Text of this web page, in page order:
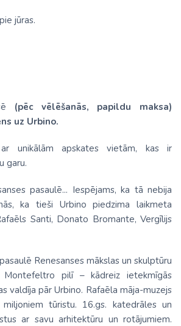
jūras.
(pēc vēlēšanās, papildu maksa)
uz Urbino.
unikālām apskates vietām, kas ir
garu.
pasaulē... Iespējams, ka tā nebija
ka tieši Urbino piedzima laikmeta
Santi, Donato Bromante, Vergīlijs
Renesanses mākslas un skulptūru
Montefeltro pilī – kādreiz ietekmīgās
valdīja pār Urbino. Rafaēla māja-muzejs
tūristu. 16.gs. katedrāles un
ar savu arhitektūru un rotājumiem.